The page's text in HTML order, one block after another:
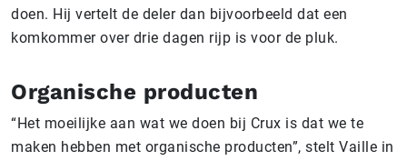
doen. Hij vertelt de deler dan bijvoorbeeld dat een
komkommer over drie dagen rijp is voor de pluk.
Organische producten
“Het moeilijke aan wat we doen bij Crux is dat we te
maken hebben met organische producten”, stelt Vaille in